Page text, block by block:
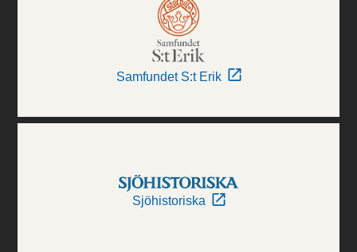
Samfundet S:t Erik
Sjöhistoriska